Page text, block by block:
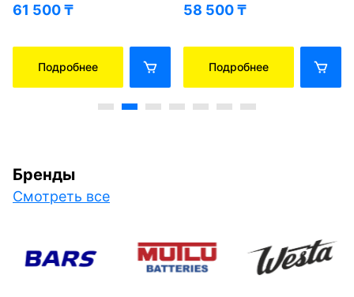
61 500₸
Подробнее
58 500₸
Подробнее
Бренды
Смотреть все